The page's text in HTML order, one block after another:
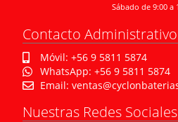
Sábado de 9:00 a
Contacto Administrativo
Móvil: +56 9 5811 5874
WhatsApp: +56 9 5811 5874
Email:
Nuestras Redes